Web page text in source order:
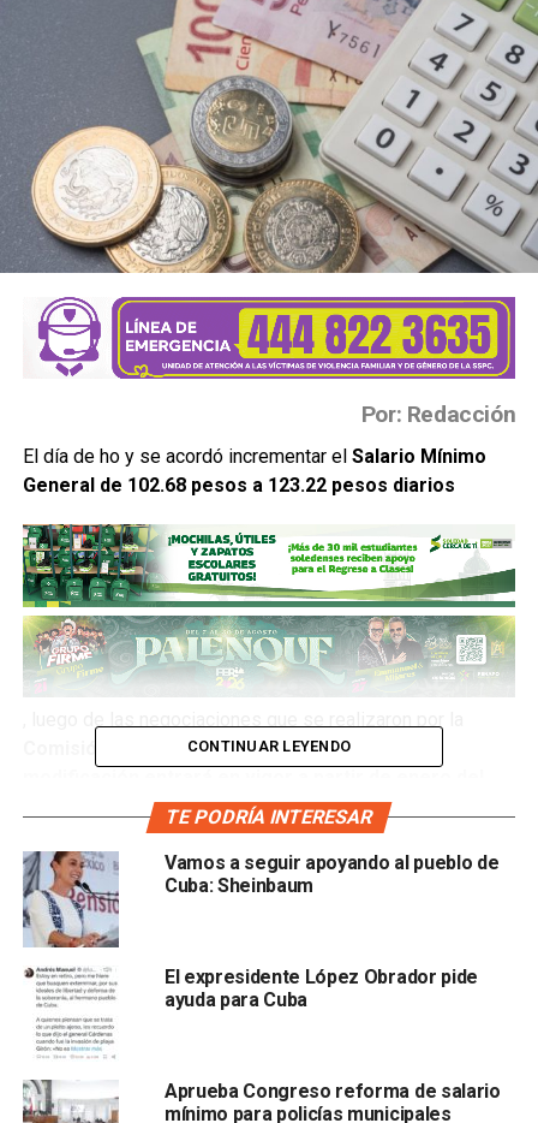
Por: Redacción
El día de ho y se acordó incrementar el Salario Mínimo
General de 102.68 pesos a 123.22 pesos diarios
Comisión Nacional de SalariosMínimos.
Para el salario mínimo de la frontera norte, que
actualmente está en 176.72 pesos, el aumento sólo
incluye el 5% por lo que quedará en 185.56 pesos diarios.
Lo mismo ocurrirá para los salarios mínimos
profesionales que únicamente se incrementarán en 5%.
Esto incluye un porcentaje inflacionar
Independiente de Recuperación (MIR) de 14.66 pesos,
de acuerdo a fuentes que pidieron el anonimato.
CONTINUAR LEYENDO
TE PODRÍA INTERESAR
Vamos a seguir apoyando al pueblo de
Cuba: Sheinbaum
El expresidente López Obrador pide
ayuda para Cuba
Aprueba Congreso reforma de salario
mínimo para policías municipales